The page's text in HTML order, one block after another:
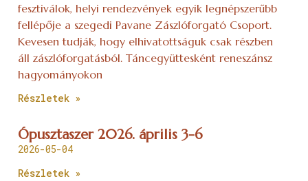
fesztiválok, helyi rendezvények egyik legnépszerűbb
fellépője a szegedi Pavane Zászlóforgató Csoport.
Kevesen tudják, hogy elhivatottságuk csak részben
áll zászlóforgatásból. Táncegyüttesként reneszánsz
hagyományokon
Részletek »
Ópusztaszer 2026. április 3-6
2026-05-04
Részletek »